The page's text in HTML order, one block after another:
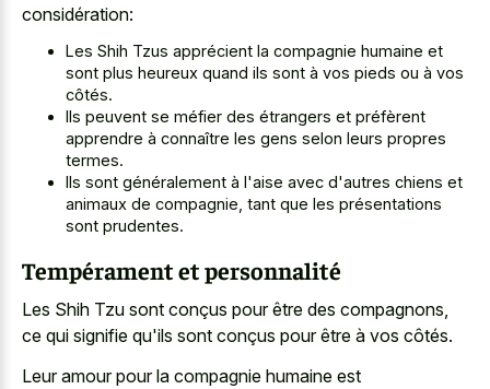
considération:
Les Shih Tzus apprécient la compagnie humaine et
sont plus heureux quand ils sont à vos pieds ou à vos
côtés.
Ils peuvent se méfier des étrangers et préfèrent
apprendre à connaître les gens selon leurs propres
termes.
Ils sont généralement à l'aise avec d'autres chiens et
animaux de compagnie, tant que les présentations
sont prudentes.
Tempérament et personnalité
Les Shih Tzu sont conçus pour être des compagnons,
ce qui signifie qu'ils sont conçus pour être à vos côtés.
Leur amour pour la compagnie humaine est